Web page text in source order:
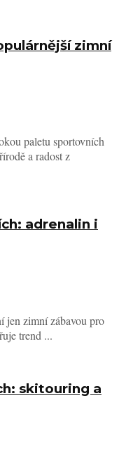
zimní
paletu sportovních
a radost z
adrenalin i
jen zimní zábavou pro
trend ...
skitouring a